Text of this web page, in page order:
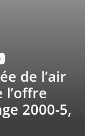
de l’air
l’offre
2000-5,